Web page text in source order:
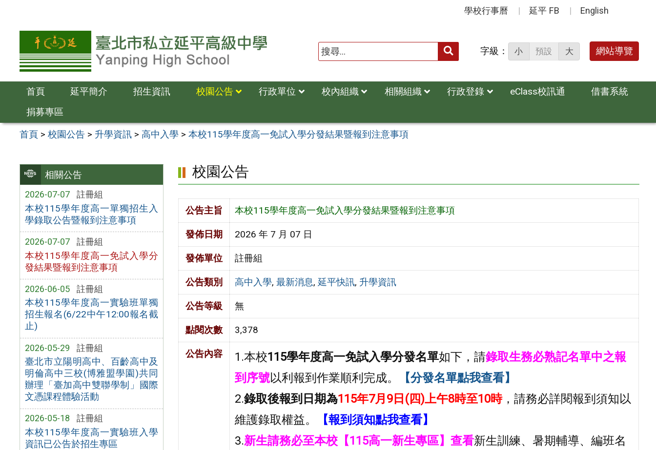
容
學校行事曆 延平 FB English
送出 字級： 小 預設 大 網站導覽
首頁 延平簡介 招生資訊 校園公告 行政單位 校內組織 相關組織 行政登錄 eClass校訊通
借書系統
捐募專區
首頁 >校園公告 > 升學資訊 >高中入學 >本校115學年度高一免試入學分發結果暨報到注意事項
相關公告
2026-07-07 註冊組
本校115學年度高一單獨招生入
學錄取公告暨報到注意事項
2026-07-07 註冊組
本校115學年度高一免試入學分
發結果暨報到注意事項
2026-06-05 註冊組
本校115學年度高一實驗班單獨
招生報名(6/22中午12:00報名截
止)
2026-05-29 註冊組
臺北市立陽明高中、百齡高中及
明倫高中三校(博雅盟學園)共同
辦理「臺加高中雙聯學制」國際
文憑課程體驗活動
2026-05-18 註冊組
本校115學年度高一實驗班入學
資訊已公告於招生專區
校園公告
公告主旨 本校115學年度高一免試入學分發結果暨報到注意事項
發佈日期 2026 年 7 月 07 日
發佈單位 註冊組
公告類別 高中入學, 最新消息, 延平快訊, 升學資訊
公告等級 無
點閱次數 3,378
公告內容 1.本校115學年度高一免試入學分發名單如下，請錄取生務必熟記名單中之報
到序號以利報到作業順利完成。 【分發名單點我查看】
2.錄取後報到日期為115年7月9日(四)上午8時至10時，請務必詳閱報到須知以
維護錄取權益。
【報到須知點我查看】
3.新生請務必至本校【115高一新生專區】查看新生訓練、暑期輔導、編班名